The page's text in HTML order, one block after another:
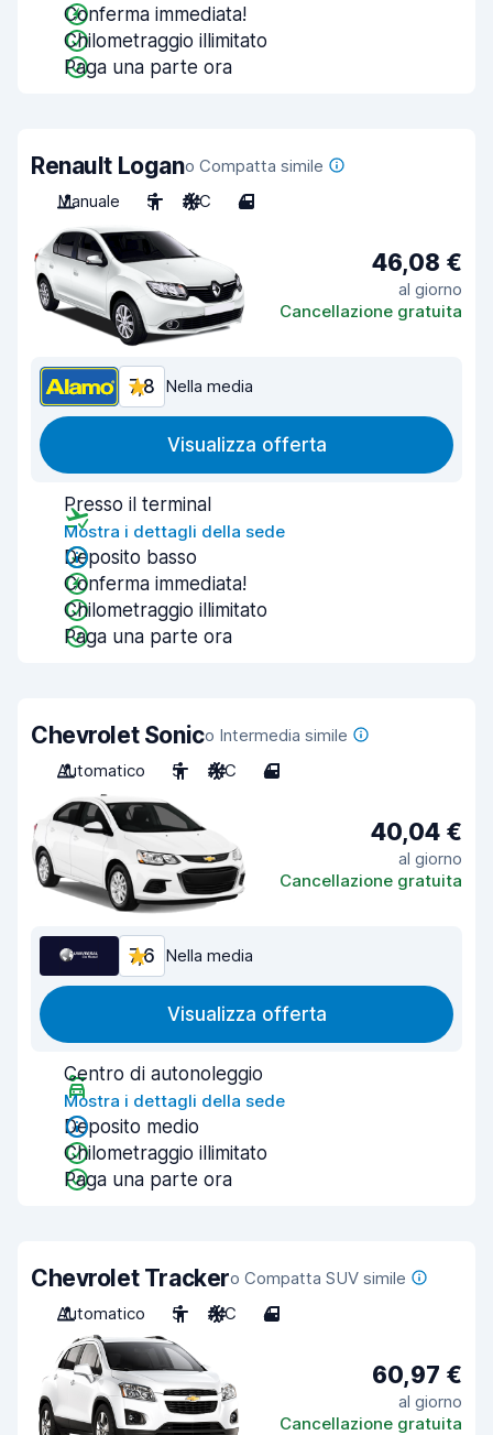
Conferma immediata!
Chilometraggio illimitato
Paga una parte ora
Renault Logano Compatta simile
Manuale
5 A/C 4
46,08 €
al giorno
Cancellazione gratuita
7,8 Nella media
Visualizza offerta
Presso il terminal
Mostra i dettagli della sede
Deposito basso
Conferma immediata!
Chilometraggio illimitato
Paga una parte ora
Chevrolet Sonico Intermedia simile
Automatico
5 A/C 4
40,04 €
al giorno
Cancellazione gratuita
7,6 Nella media
Visualizza offerta
Centro di autonoleggio
Mostra i dettagli della sede
Deposito medio
Chilometraggio illimitato
Paga una parte ora
Chevrolet Trackero Compatta SUV simile
Automatico
5 A/C 4
60,97 €
al giorno
Cancellazione gratuita